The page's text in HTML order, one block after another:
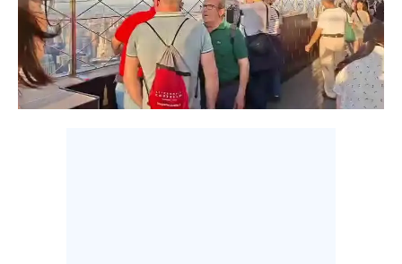
POLITICA
ECONOMIA
SERVIZI ALLE IMPRESE